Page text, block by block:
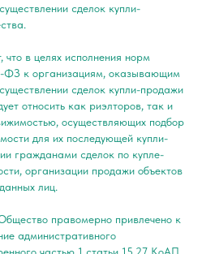
сделок купли-
в целях исполнения норм
к организациям, оказывающим
сделок купли-продажи
относить как риэлторов, так и
осуществляющих подбор
для их последующей купли-
гражданами сделок по купле-
организации продажи объектов
лиц.
правомерно привлечено к
административного